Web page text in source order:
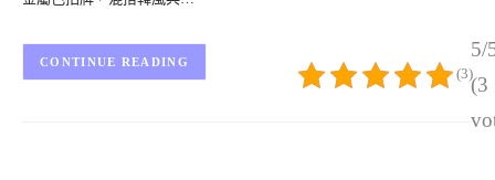
5/
(3
(3)
CONTINUE READING